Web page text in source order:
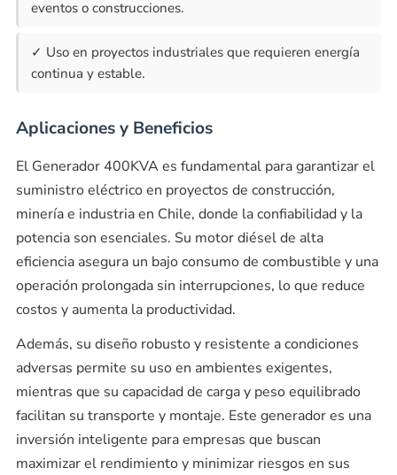
eventos o construcciones.
✓ Uso en proyectos industriales que requieren energía
continua y estable.
Aplicaciones y Beneficios
El Generador 400KVA es fundamental para garantizar el
suministro eléctrico en proyectos de construcción,
minería e industria en Chile, donde la confiabilidad y la
potencia son esenciales. Su motor diésel de alta
eficiencia asegura un bajo consumo de combustible y una
operación prolongada sin interrupciones, lo que reduce
costos y aumenta la productividad.
Además, su diseño robusto y resistente a condiciones
adversas permite su uso en ambientes exigentes,
mientras que su capacidad de carga y peso equilibrado
facilitan su transporte y montaje. Este generador es una
inversión inteligente para empresas que buscan
maximizar el rendimiento y minimizar riesgos en sus